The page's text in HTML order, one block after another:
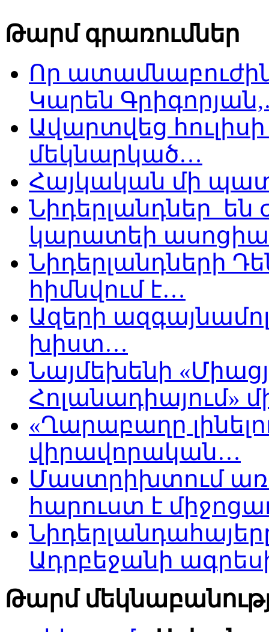
Թարմ գրառումներ
Որ
Կարեն
Ավարտվեց
մեկնարկած…
Հայկական մի
Նիդերլանդներ
կարատեի
Նիդերլանդների
հիմնվում է…
Ազերի
խիստ…
Նայմեխենի
Հոլանադիայում»
«Ղարաբաղը
վիրավորական…
Մաստրիխտում
հարուստ է
Ադրբեջանի
Թարմ